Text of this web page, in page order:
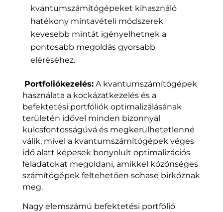
kvantumszámítógépeket kihasználó
hatékony mintavételi módszerek
kevesebb mintát igényelhetnek a
pontosabb megoldás gyorsabb
eléréséhez.
Portfoliókezelés:A kvantumszámítógépek
használata a kockázatkezelés és a
befektetési portfóliók optimalizálásának
területén idővel minden bizonnyal
kulcsfontosságúvá és megkerülhetetlenné
válik, mivel a kvantumszámítógépek véges
idő alatt képesek bonyolult optimalizációs
feladatokat megoldani, amikkel közönséges
számítógépek feltehetően sohase birkóznak
meg.
Nagy elemszámú befektetési portfólió